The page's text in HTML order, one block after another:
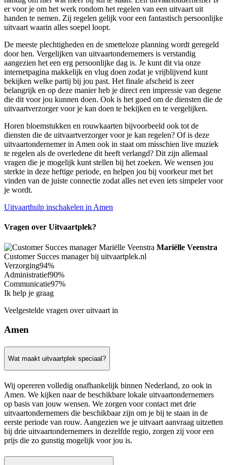
er voor je om het werk rondom het regelen van een uitvaart uit
handen te nemen. Zij regelen gelijk voor een fantastisch persoonlijke
uitvaart waarin alles soepel loopt.
De meeste plechtigheden en de smetteloze planning wordt geregeld
door hen. Vergelijken van uitvaartondernemers is verstandig
aangezien het een erg persoonlijke dag is. Je kunt dit via onze
internetpagina makkelijk en vlug doen zodat je vrijblijvend kunt
bekijken welke partij bij jou past. Het finale afscheid is zeer
belangrijk en op deze manier heb je direct een impressie van degene
die dit voor jou kunnen doen. Ook is het goed om de diensten die de
uitvaartverzorger voor je kan doen te bekijken en te vergelijken.
Horen bloemstukken en rouwkaarten bijvoorbeeld ook tot de
diensten die de uitvaartverzorger voor je kan regelen? Of is deze
uitvaartondernemer in Amen ook in staat om misschien live muziek
te regelen als de overledene dit heeft verlangd? Dit zijn allemaal
vragen die je mogelijk kunt stellen bij het zoeken. We wensen jou
sterkte in deze heftige periode, en helpen jou bij voorkeur met het
vinden van de juiste connectie zodat alles net even iets simpeler voor
je wordt.
Uitvaarthulp inschakelen in Amen
Vragen over Uitvaartplek?
Mariëlle Veenstra
Customer Succes manager bij uitvaartplek.nl
Verzorging94%
Administratief90%
Communicatie97%
Ik help je graag
Veelgestelde vragen over uitvaart in
Amen
Wat maakt uitvaartplek speciaal?
Wij opereren volledig onafhankelijk binnen Nederland, zo ook in
Amen. We kijken naar de beschikbare lokale uitvaartondernemers
op basis van jouw wensen. We zorgen voor contact met drie
uitvaartondernemers die beschikbaar zijn om je bij te staan in de
eerste periode van rouw. Aangezien we je uitvaart aanvraag uitzetten
bij drie uitvaartondernemers in dezelfde regio, zorgen zij voor een
prijs die zo gunstig mogelijk voor jou is.